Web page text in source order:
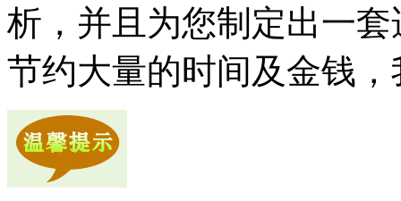
析，并且为您制定出一
节约大量的时间及金钱